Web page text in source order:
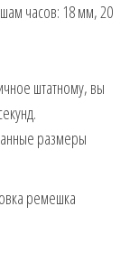
часов: 18 мм, 20
штатному, вы
размеры
ремешка